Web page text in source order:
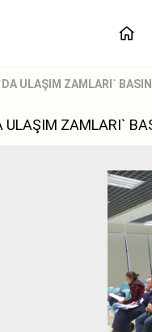
ULAŞIM ZAMLARI`
ULAŞIM ZAMLARI`